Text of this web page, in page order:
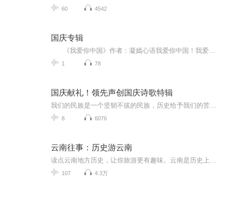
60 4542
国庆专辑
1 78
国庆献礼！领先声创国庆诗歌特辑
8 6076
云南往事：历史游云南
107 4.3万